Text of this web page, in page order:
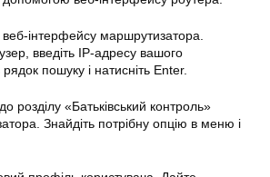
веб-інтерфейсу маршрутизатора.
введіть IP-адресу вашого
пошуку і натисніть Enter.
розділу «Батьківський контроль»
Знайдіть потрібну опцію в меню і